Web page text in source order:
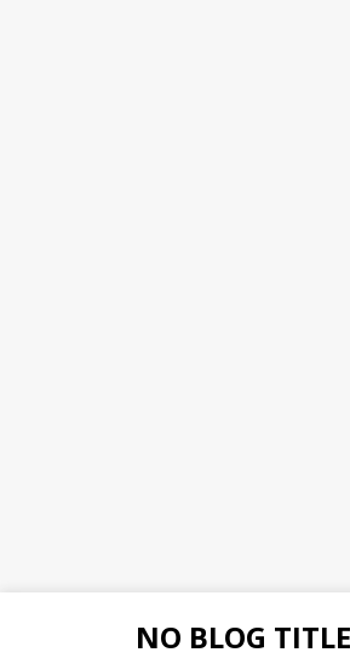
NO BLOG